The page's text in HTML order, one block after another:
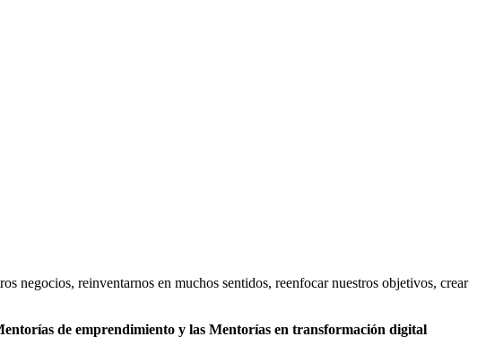
negocios, reinventarnos en muchos sentidos, reenfocar nuestros objetivos, crear
de emprendimiento y las Mentorías en transformación digital